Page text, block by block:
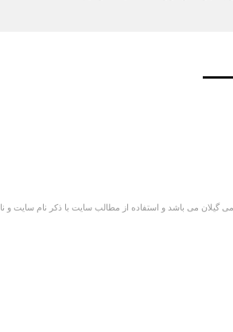
می باشد و استفاده از مطالب سایت با ذکر نام سایت و